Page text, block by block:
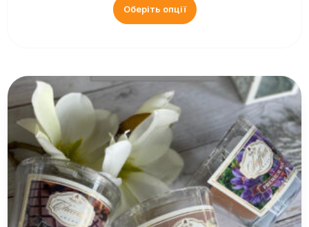
Оберіть опції